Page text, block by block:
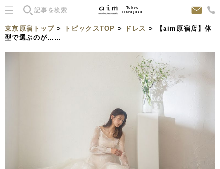
Tokyo
Harajuku
東京原宿トップ > トピックスTOP > ドレス > 【aim原宿店】体
型で選ぶのが……